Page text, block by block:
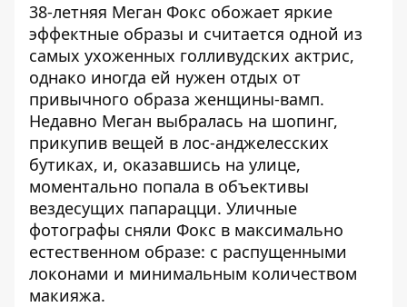
38-летняя Меган Фокс обожает яркие
эффектные образы и считается одной из
самых ухоженных голливудских актрис,
однако иногда ей нужен отдых от
привычного образа женщины-вамп.
Недавно Меган выбралась на шопинг,
прикупив вещей в лос-анджелесских
бутиках, и, оказавшись на улице,
моментально попала в объективы
вездесущих папарацци. Уличные
фотографы сняли Фокс в максимально
естественном образе: с распущенными
локонами и минимальным количеством
макияжа.